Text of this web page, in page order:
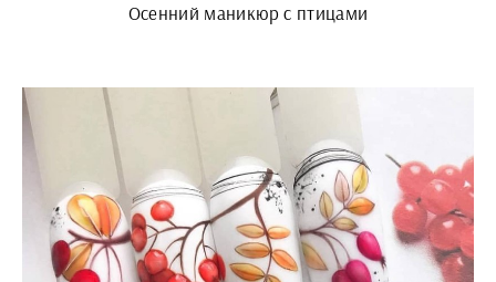
Осенний маникюр с птицами